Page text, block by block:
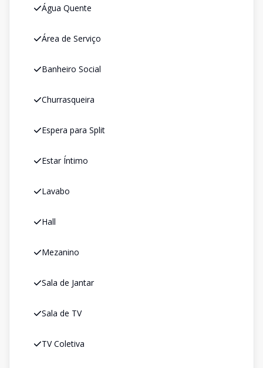
Água Quente
Área de Serviço
Banheiro Social
Churrasqueira
Espera para Split
Estar Íntimo
Lavabo
Hall
Mezanino
Sala de Jantar
Sala de TV
TV Coletiva